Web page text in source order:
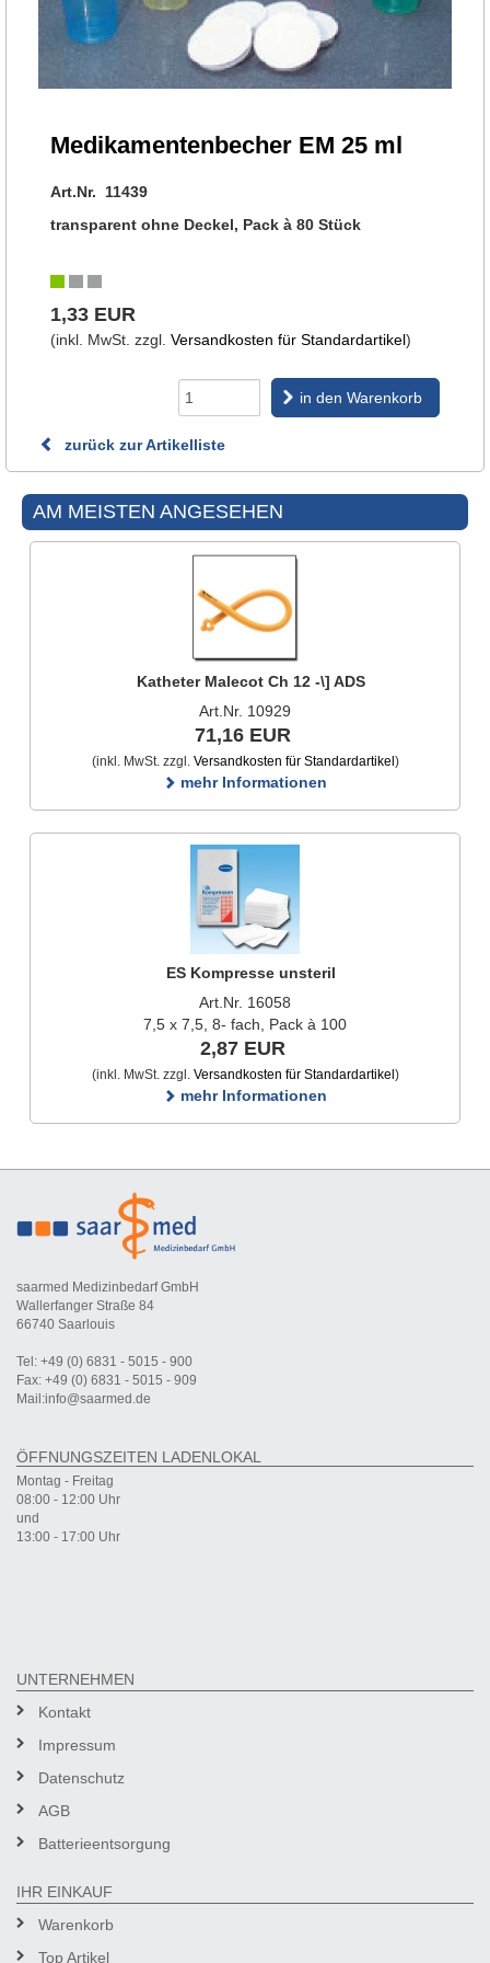
Medikamentenbecher EM 25 ml
Art.Nr. 11439
transparent ohne Deckel, Pack à 80 Stück
1,33 EUR
(inkl. MwSt. zzgl. Versandkosten für Standardartikel)
in den Warenkorb
zurück zur Artikelliste
AM MEISTEN ANGESEHEN
Katheter Malecot Ch 12 -\] ADS
Art.Nr. 10929
71,16 EUR
(inkl. MwSt. zzgl. Versandkosten für Standardartikel )
mehr Informationen
ES Kompresse unsteril
Art.Nr. 16058
7,5 x 7,5, 8- fach, Pack à 100
2,87 EUR
(inkl. MwSt. zzgl. Versandkosten für Standardartikel )
mehr Informationen
saarmed Medizinbedarf GmbH
Wallerfanger Straße 84
66740 Saarlouis
Tel: +49 (0) 6831 - 5015 - 900
Fax: +49 (0) 6831 - 5015 - 909
Mail:info@saarmed.de
ÖFFNUNGSZEITEN LADENLOKAL
Montag - Freitag
08:00 - 12:00 Uhr
und
13:00 - 17:00 Uhr
UNTERNEHMEN
Kontakt
Impressum
Datenschutz
AGB
Batterieentsorgung
IHR EINKAUF
Warenkorb
Top Artikel